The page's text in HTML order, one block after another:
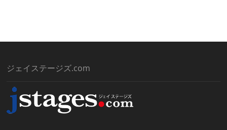
ジェイステージズ.com